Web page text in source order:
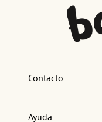
Contacto
Ayuda